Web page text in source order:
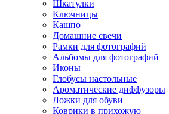
Шкатулки
Ключницы
Кашпо
Домашние свечи
Рамки для фотографий
Альбомы для фотографий
Иконы
Глобусы настольные
Ароматические диффузоры
Ложки для обуви
Коврики в прихожую